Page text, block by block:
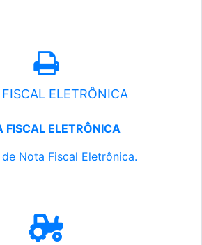
ELETRÔNICA
FISCAL ELETRÔNICA
de Nota Fiscal Eletrônica.